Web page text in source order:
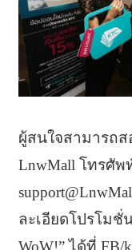
ผู้สนใจสามารถส
LnwMall โทรศัพ
ละเอียดโปรโมชั่
WoW!” ได้ที่ FB/